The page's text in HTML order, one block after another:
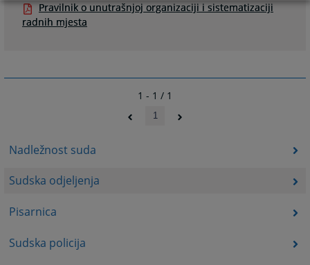
Nadležnost suda
Sudska odjeljenja
Pisarnica
Sudska policija
Pravilnik o unutrašnjoj organizaciji i sistematizaciji
radnih mjesta
1 - 1 / 1
1